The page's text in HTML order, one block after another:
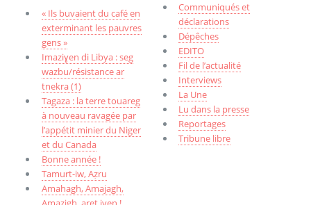
« Ils buvaient du café en
exterminant les pauvres
gens »
Imaziɣen di Libya : seg
wazbu/résistance ar
tnekra (1)
Tagaza : la terre touareg
à nouveau ravagée par
l’appétit minier du Niger
et du Canada
Bonne année !
Tamurt-iw, Aẓru
Amahagh, Amajagh,
Communiqués et
déclarations
Dépêches
EDITO
Fil de l’actualité
Interviews
La Une
Lu dans la presse
Reportages
Tribune libre